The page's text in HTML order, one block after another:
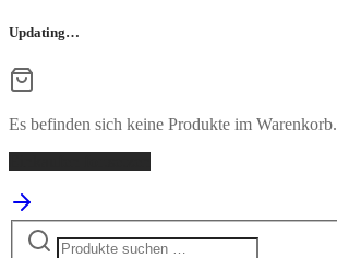
Updating…
Es befinden sich keine Produkte im Warenkorb.
Suchen
nach: